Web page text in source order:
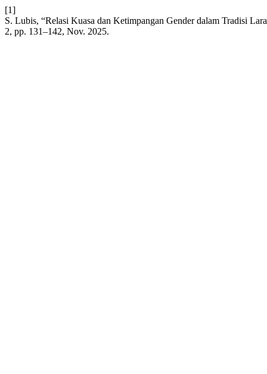
[1]
S. Lubis, “Relasi Kuasa dan Ketimpangan Gender dalam Tradisi
2, pp. 131–142, Nov. 2025.